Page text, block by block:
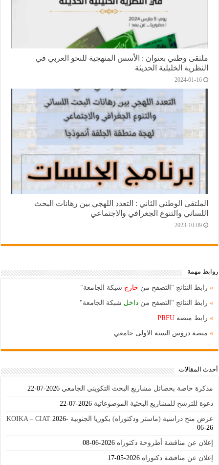
ملتقى وطني بعنوان : اﻷسس المنهجية للنحو العربي في
النظرية الخليلية الحديثة
2024-01-16
الملتقى الوطني الثاني : التعدد اللهجي بين رهانات البحث
اللساني والتنوع الجغرافي والاجتماعي
2023-10-09
روابط مهمة
» رابط النتائج "التصفح من خارج شبكة الجامعة"
» رابط النتائج "التصفح منداخل شبكة الجامعة"
» رابط منصةPRFU
» منصة دروس السنة الاولى جامعي
أحدث المقالات
مذكرة خاصة بحصائل مشاريع البحث التكويني الجامعي 2026-07-22
دعوة للترشح للمشاريع البحثية الموضوعاتية 2026-07-22
عرض منح دراسية (ماستر ودكتوراه) بكوريا الجنوبية KOIKA – CIAT2026-
06-26
إعلان عن مناقشة أطروحة دكتوراه 2026-06-08
إعلان عن مناقشة دكتوراه 2026-05-17